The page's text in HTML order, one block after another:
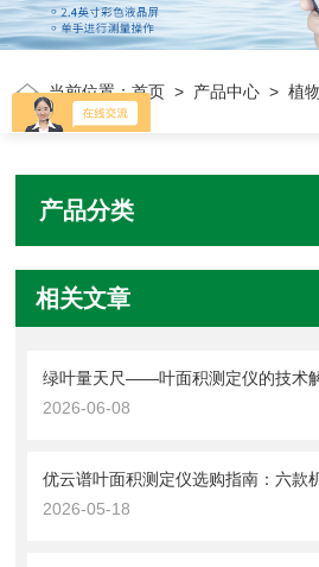
当前位置：首页 > 产品中心 >植
产品分类
相关文章
绿叶量天尺——叶面积测定仪的技术
2026-06-08
优云谱叶面积测定仪选购指南：六款
2026-05-18